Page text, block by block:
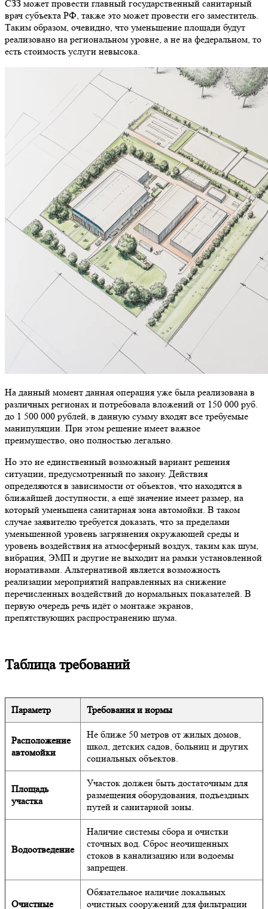
СЗЗ может провести главный государственный санитарный
врач субъекта РФ, также это может провести его заместитель.
Таким образом, очевидно, что уменьшение площади будут
реализовано на региональном уровне, а не на федеральном, то
есть стоимость услуги невысока.
На данный момент данная операция уже была реализована в
различных регионах и потребовала вложений от 150 000 руб.
до 1 500 000 рублей, в данную сумму входят все требуемые
манипуляции. При этом решение имеет важное
преимущество, оно полностью легально.
Но это не единственный возможный вариант решения
ситуации, предусмотренный по закону. Действия
определяются в зависимости от объектов, что находятся в
ближайшей доступности, а ещё значение имеет размер, на
который уменьшена санитарная зона автомойки. В таком
случае заявителю требуется доказать, что за пределами
уменьшенной уровень загрязнения окружающей среды и
уровень воздействия на атмосферный воздух, таким как шум,
вибрация, ЭМП и другие не выходит на рамки установленной
нормативами. Альтернативой является возможность
реализации мероприятий направленных на снижение
перечисленных воздействий до нормальных показателей. В
первую очередь речь идёт о монтаже экранов,
препятствующих распространению шума.
Таблица требований
Параметр Требования и нормы
Расположение
автомойки
Не ближе 50 метров от жилых домов,
школ, детских садов, больниц и других
социальных объектов.
Площадь
участка
Участок должен быть достаточным для
размещения оборудования, подъездных
путей и санитарной зоны.
Водоотведение
Наличие системы сбора и очистки
сточных вод. Сброс неочищенных
стоков в канализацию или водоемы
запрещен.
Очистные
Обязательное наличие локальных
очистных сооружений для фильтрации